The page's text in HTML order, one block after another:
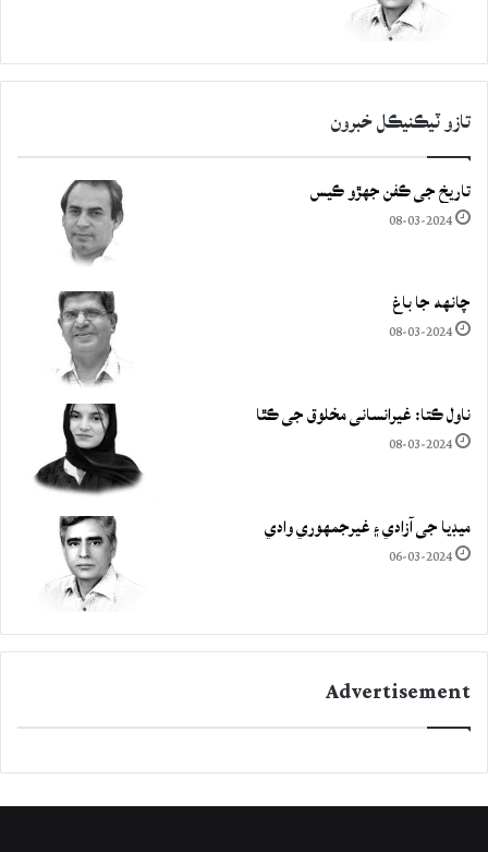
تازو ٽيڪنيڪل خبرون
تاريخ جي ڪفن جھڙو ڪيس
08-03-2024
چانهه جا باغ
08-03-2024
ناول ڪتا: غيرانساني مخلوق جي ڪٿا
08-03-2024
ميڊيا جي آزادي ۽ غيرجمھوري وادي
06-03-2024
Advertisement